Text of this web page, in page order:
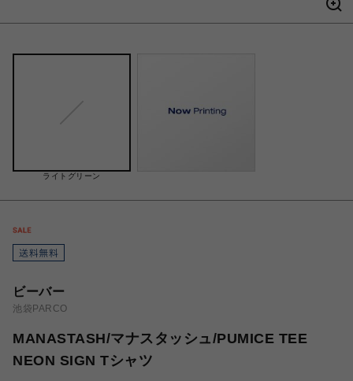
ライトグリーン
ビーバー
池袋PARCO
MANASTASH/マナスタッシュ/PUMICE TEE
NEON SIGN Tシャツ